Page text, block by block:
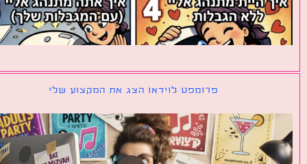
פרומפט לוידאו הצג את המקצוע שלי